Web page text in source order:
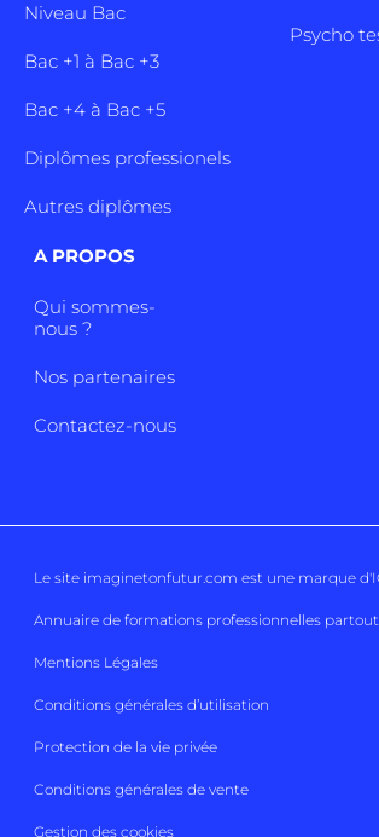
Niveau Bac
Bac +1 à Bac +3
Bac +4 à Bac +5
Diplômes professionels
Autres diplômes
Psycho
A PROPOS
Qui sommes-
nous ?
Nos partenaires
Contactez-nous
Le site imaginetonfutur.com est une marque d'
Annuaire de formations professionnelles
Mentions Légales
Conditions générales d’utilisation
Protection de la vie privée
Conditions générales de vente
Gestion des cookies